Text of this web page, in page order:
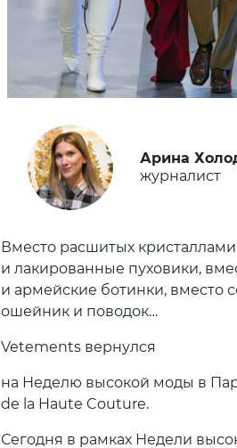
Арина
журналист
Вместо расшитых
и лакированные пуховики,
и армейские ботинки, вместо
ошейник и поводок…
Vetements вернулся
на Неделю высокой моды в
de la Haute Couture.
Сегодня в рамках Недели